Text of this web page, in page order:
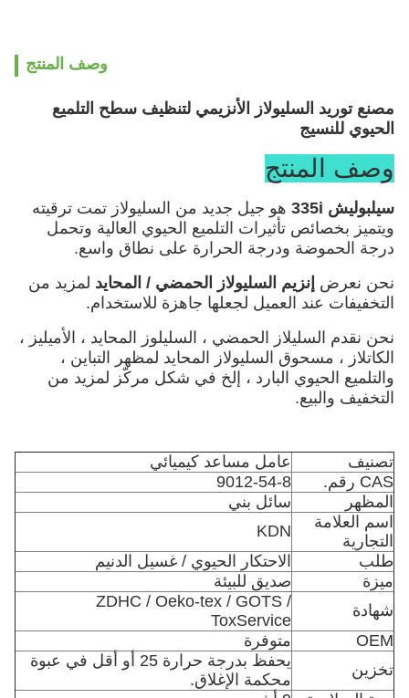
وصف المنتج
مصنع توريد السليولاز الأنزيمي لتنظيف سطح التلميع
الحيوي للنسيج
وصف المنتج
سيلبوليش 335i
هو جيل جديد من السليولاز تمت ترقيته
ويتميز بخصائص تأثيرات التلميع الحيوي العالية وتحمل
درجة الحموضة ودرجة الحرارة على نطاق واسع.
نحن نعرض إنزيم السليولاز الحمضي / المحايد لمزيد من
التخفيفات عند العميل لجعلها جاهزة للاستخدام.
نحن نقدم السليلاز الحمضي ، السليلوز المحايد ، الأميليز ،
الكاتلاز ، مسحوق السليولاز المحايد لمظهر التباين ،
والتلميع الحيوي البارد ، إلخ في شكل مركّز لمزيد من
التخفيف والبيع.
تصنيف
عامل مساعد كيميائي
CAS رقم.
9012-54-8
المظهر
سائل بني
اسم العلامة
التجارية
KDN
طلب
الاحتكار الحيوي / غسيل الدنيم
ميزة
صديق للبيئة
شهادة
ZDHC / Oeko-tex / GOTS /
ToxService
OEM
متوفرة
تخزين
يحفظ بدرجة حرارة 25 أو أقل في عبوة
محكمة الإغلاق.